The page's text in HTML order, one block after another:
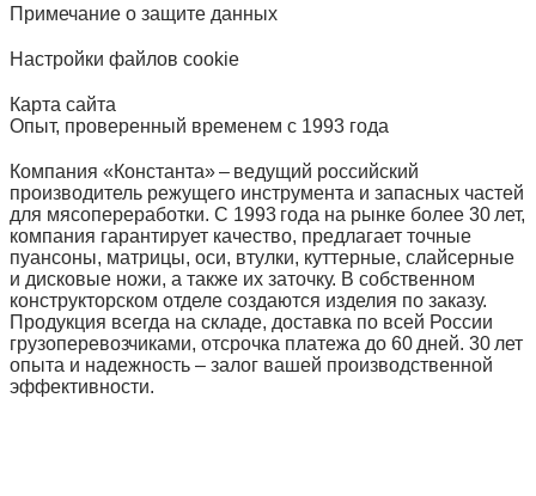
Примечание о защите данных
Настройки файлов cookie
Карта сайта
Опыт, проверенный временем с 1993 года
Компания «Константа» – ведущий российский
производитель режущего инструмента и запасных частей
для мясопереработки. С 1993 года на рынке более 30 лет,
компания гарантирует качество, предлагает точные
пуансоны, матрицы, оси, втулки, куттерные, слайсерные
и дисковые ножи, а также их заточку. В собственном
конструкторском отделе создаются изделия по заказу.
Продукция всегда на складе, доставка по всей России
грузоперевозчиками, отсрочка платежа до 60 дней. 30 лет
опыта и надежность – залог вашей производственной
эффективности.